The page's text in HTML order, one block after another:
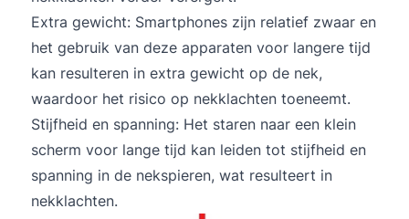
Extra gewicht: Smartphones zijn relatief zwaar en
het gebruik van deze apparaten voor langere tijd
kan resulteren in extra gewicht op de nek,
waardoor het risico op nekklachten toeneemt.
Stijfheid en spanning: Het staren naar een klein
scherm voor lange tijd kan leiden tot stijfheid en
spanning in de nekspieren, wat resulteert in
nekklachten.